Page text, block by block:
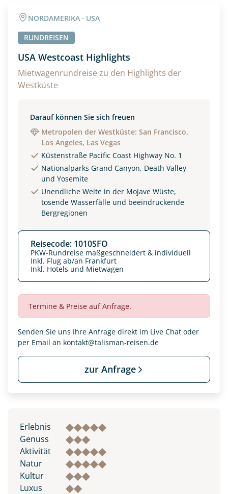
NORDAMERIKA · USA
RUNDREISEN
USA Westcoast Highlights
Mietwagenrundreise zu den Highlights der
Westküste
Darauf können Sie sich freuen
Metropolen der Westküste: San Francisco,
Los Angeles, Las Vegas
Küstenstraße Pacific Coast Highway No. 1
Nationalparks Grand Canyon, Death Valley
und Yosemite
Unendliche Weite in der Mojave Wüste,
tosende Wasserfälle und beeindruckende
Bergregionen
Reisecode: 1010SFO
PKW-Rundreise maßgeschneidert & individuell
Inkl. Flug ab/an Frankfurt
Inkl. Hotels und Mietwagen
Termine & Preise auf Anfrage.
Senden Sie uns Ihre Anfrage direkt im Live Chat oder
per Email an kontakt@talisman-reisen.de
zur Anfrage
Erlebnis
Genuss
Aktivität
Natur
Kultur
Luxus
Alter
Unterkunft
EZ Familienzimmer
Reisebeginn
Datenschutz & Transparenz ist uns sehr wichtig!
Kenntnis genommen und akzeptiert haben.